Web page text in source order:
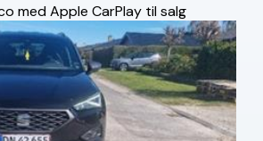
med Apple CarPlay til salg